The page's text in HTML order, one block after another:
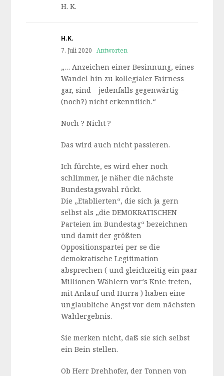
H. K.
H.K.
7. Juli 2020 Antworten
„… Anzeichen einer Besinnung, eines
Wandel hin zu kollegialer Fairness
gar, sind – jedenfalls gegenwärtig –
(noch?) nicht erkenntlich.“
Noch ? Nicht ?
Das wird auch nicht passieren.
Ich fürchte, es wird eher noch
schlimmer, je näher die nächste
Bundestagswahl rückt.
Die „Etablierten“, die sich ja gern
selbst als „die DEMOKRATISCHEN
Parteien im Bundestag“ bezeichnen
und damit der größten
Oppositionspartei per se die
demokratische Legitimation
absprechen ( und gleichzeitig ein paar
Millionen Wählern vor‘s Knie treten,
mit Anlauf und Hurra ) haben eine
unglaubliche Angst vor dem nächsten
Wahlergebnis.
Sie merken nicht, daß sie sich selbst
ein Bein stellen.
Ob Herr Drehhofer, der Tonnen von